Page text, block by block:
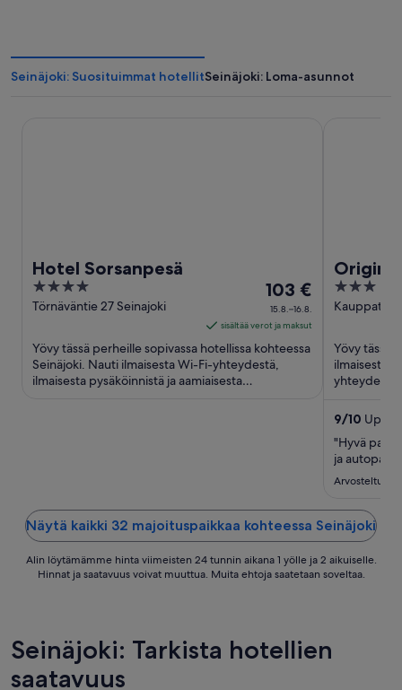
Seinäjoki: Suosituimmat hotellitSeinäjoki: Loma-asunnot
Hotel Sorsanpesä
4
out
5
Törnäväntie 27 Seinajoki
Hinta
on
103 €
per
yö
103 €
15.8.–16.8.
sisältää verot ja maksut
Yövy tässä perheille sopivassa hotellissa kohteessa
Seinäjoki. Nauti ilmaisesta Wi-Fi-yhteydestä,
ilmaisesta pysäköinnistä ja aamiaisesta
3
out
5
Kauppatori
Yövy tässä
ilmaisesta
yhteydestä
9/10 Upea!
"Hyvä
ja
Arvosteltu
Näytä kaikki 32 majoituspaikkaa kohteessa Seinäjoki
Alin löytämämme hinta viimeisten 24 tunnin aikana 1 yölle ja 2 aikuiselle.
Hinnat ja saatavuus voivat muuttua. Muita ehtoja saatetaan soveltaa.
Seinäjoki: Tarkista hotellien
saatavuus